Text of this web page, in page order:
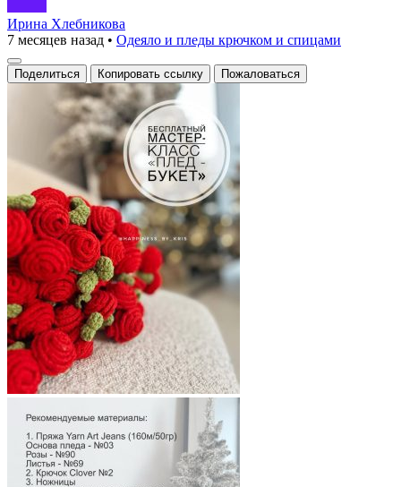
Ирина Хлебникова
7 месяцев назад • Одеяло и пледы крючком и спицами
Поделиться Копировать ссылку Пожаловаться